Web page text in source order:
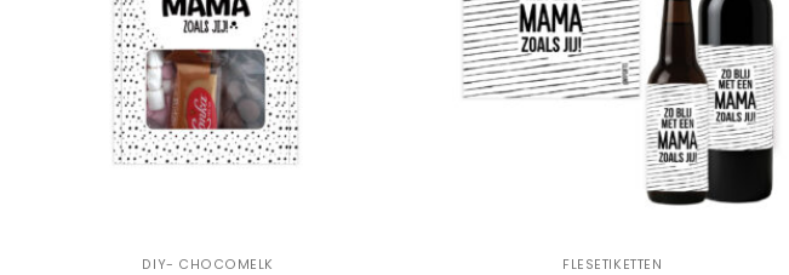
DIY- CHOCOMELK FLESETIKETTEN